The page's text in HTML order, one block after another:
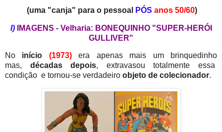
(uma "canja" para o pessoal PÓS anos 50/60)
I)
IMAGENS - Velharia: BONEQUINHO "SUPER-HERÓI
GULLIVER"
No início (1973)era apenas mais um brinquedinho
mas, décadas depois, extravasou totalmente essa
condição e tornou-se verdadeiro objeto de colecionador.